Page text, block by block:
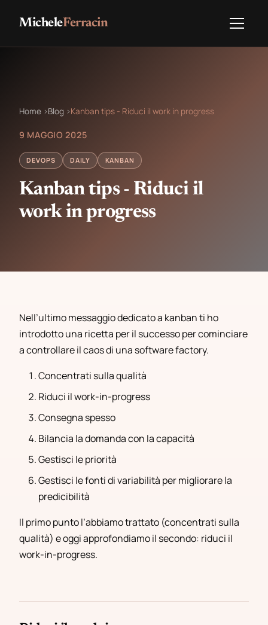
MicheleFerracin
Home ›Blog ›Kanban tips - Riduci il work in progress
9 MAGGIO 2025
DEVOPS DAILY KANBAN
Kanban tips - Riduci il
work in progress
Nell’ultimo messaggio dedicato a kanban ti ho
introdotto una ricetta per il successo per cominciare
a controllare il caos di una software factory.
Concentrati sulla qualità
Riduci il work-in-progress
Consegna spesso
Bilancia la domanda con la capacità
Gestisci le priorità
Gestisci le fonti di variabilità per migliorare la
predicibilità
Il primo punto l’abbiamo trattato (concentrati sulla
qualità) e oggi approfondiamo il secondo: riduci il
work-in-progress.